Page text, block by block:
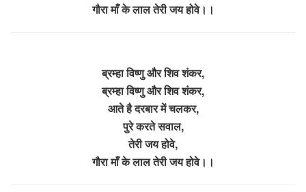
गौरा माँ के लाल तेरी जय होवे।।
ब्रम्हा विष्णु और शिव शंकर,
ब्रम्हा विष्णु और शिव शंकर,
आते है दरबार में चलकर,
पुरे करते सवाल,
तेरी जय होवे,
गौरा माँ के लाल तेरी जय होवे।।